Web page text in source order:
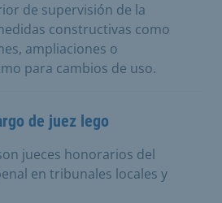
de supervisión de la
constructivas como
ampliaciones o
para cambios de uso.
de juez lego
jueces honorarios del
en tribunales locales y